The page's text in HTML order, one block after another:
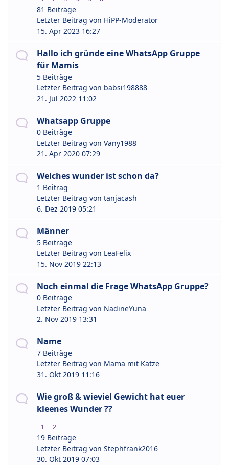
81 Beiträge
Letzter Beitrag von HiPP-Moderator
15. Apr 2023 16:27
Hallo ich gründe eine WhatsApp Gruppe
für Mamis
5 Beiträge
Letzter Beitrag von babsi198888
21. Jul 2022 11:02
Whatsapp Gruppe
0 Beiträge
Letzter Beitrag von Vany1988
21. Apr 2020 07:29
Welches wunder ist schon da?
1 Beitrag
Letzter Beitrag von tanjacash
6. Dez 2019 05:21
Männer
5 Beiträge
Letzter Beitrag von LeaFelix
15. Nov 2019 22:13
Noch einmal die Frage WhatsApp Gruppe?
0 Beiträge
Letzter Beitrag von NadineYuna
2. Nov 2019 13:31
Name
7 Beiträge
Letzter Beitrag von Mama mit Katze
31. Okt 2019 11:16
Wie groß & wieviel Gewicht hat euer
kleenes Wunder ??
1 2
19 Beiträge
Letzter Beitrag von Stephfrank2016
30. Okt 2019 07:03